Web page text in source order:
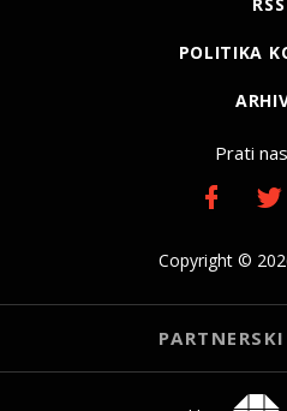
POLITIKA
Prati
Copyright ©